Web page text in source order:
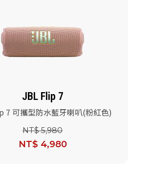
JBL Flip 7
7 可攜型防水藍牙喇叭(粉紅色)
NT$ 5,980
NT$ 4,980